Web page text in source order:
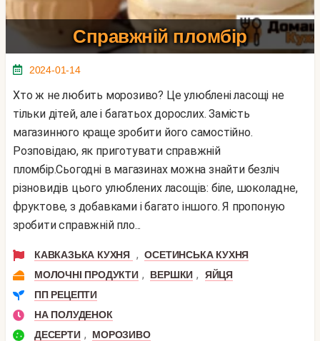
Справжній пломбір
2024-01-14
Хто ж не любить морозиво? Це улюблені ласощі не
тільки дітей, але і багатьох дорослих. Замість
магазинного краще зробити його самостійно.
Розповідаю, як приготувати справжній
пломбір.Сьогодні в магазинах можна знайти безліч
різновидів цього улюблених ласощів: біле, шоколадне,
фруктове, з добавками і багато іншого. Я пропоную
зробити справжній пло...
КАВКАЗЬКА КУХНЯ , ОСЕТИНСЬКА КУХНЯ
МОЛОЧНІ ПРОДУКТИ , ВЕРШКИ ,
ЯЙЦЯ
ПП РЕЦЕПТИ
НА ПОЛУДЕНОК
ДЕСЕРТИ , МОРОЗИВО